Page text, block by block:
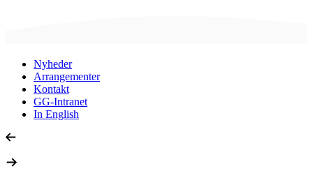
Nyheder
Arrangementer
Kontakt
GG-Intranet
In English